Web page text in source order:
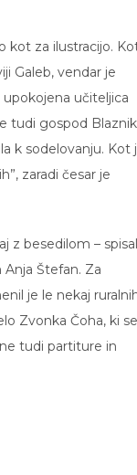
kot za ilustracijo.
Galeb, vendar je
učiteljica
tudi gospod
k sodelovanju. Kot
zaradi česar je
z besedilom – spisal
Štefan. Za
je le nekaj
Zvonka Čoha, ki
tudi partiture in